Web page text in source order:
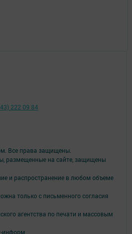
Все права защищены.
размещенные на сайте, защищены
и распространение в любом объеме
только с письменного согласия
агентства по печати и массовым
⁠информ
222 09 84